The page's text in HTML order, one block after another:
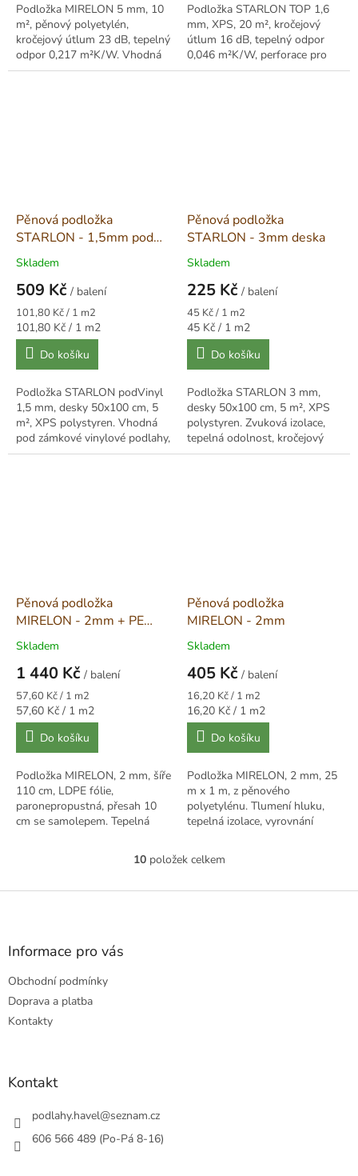
Podložka MIRELON 5 mm, 10
m², pěnový polyetylén,
kročejový útlum 23 dB, tepelný
odpor 0,217 m²K/W. Vhodná
pod lité i průmyslové podlahy.
Podložka STARLON TOP 1,6
mm, XPS, 20 m², kročejový
útlum 16 dB, tepelný odpor
0,046 m²K/W, perforace pro
podlahové vytápění.
Pěnová podložka
STARLON - 1,5mm pod
Vinyl
Skladem
509 Kč / balení
Měrná
cena:
101,80 Kč / 1 m2
Měrná
cena:
101,80 Kč / 1 m2
Do košíku
Podložka STARLON podVinyl
1,5 mm, desky 50x100 cm, 5
m², XPS polystyren. Vhodná
pod zámkové vinylové podlahy,
kročejová izolace, kompatibilní
Pěnová podložka
STARLON - 3mm deska
Skladem
225 Kč / balení
Měrná
cena:
45 Kč / 1 m2
Měrná
cena:
45 Kč / 1 m2
Do košíku
Podložka STARLON 3 mm,
desky 50x100 cm, 5 m², XPS
polystyren. Zvuková izolace,
tepelná odolnost, kročejový
útlum, zatížení až 8,6 t/m².
Pěnová podložka
MIRELON - 2mm + PE
fólie
Skladem
1 440 Kč / balení
Měrná
cena:
57,60 Kč / 1 m2
Měrná
cena:
57,60 Kč / 1 m2
Do košíku
Podložka MIRELON, 2 mm, šíře
110 cm, LDPE fólie,
paronepropustná, přesah 10
cm se samolepem. Tepelná
Pěnová podložka
MIRELON - 2mm
Skladem
405 Kč / balení
Měrná
cena:
16,20 Kč / 1 m2
Měrná
cena:
16,20 Kč / 1 m2
Do košíku
Podložka MIRELON, 2 mm, 25
m x 1 m, z pěnového
polyetylénu. Tlumení hluku,
tepelná izolace, vyrovnání
O
l
10položek celkem
Z
Informace pro vás
Obchodní podmínky
Doprava a platba
Kontakty
Kontakt
podlahy.havel@seznam.cz
606 566 489 (Po-Pá 8-16)